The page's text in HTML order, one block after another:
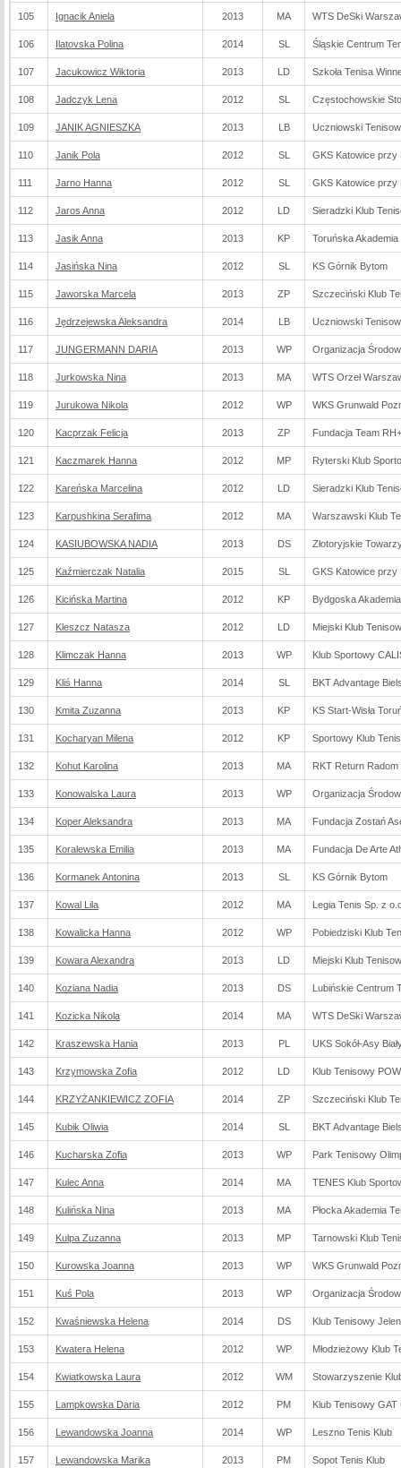
105 Ignacik Aniela 2013 MA WTS DeSki
106 Ilatovska Polina 2014 SL Śląskie Centrum
107 Jacukowicz Wiktoria 2013 LD Szkoła Tenisa
108 Jadczyk Lena 2012 SL Częstochowskie
109 JANIK AGNIESZKA 2013 LB Uczniowski
110 Janik Pola 2012 SL GKS Katowice przy
111 Jarno Hanna 2012 SL GKS Katowice przy
112 Jaros Anna 2012 LD Sieradzki Klub
113 Jasik Anna 2013 KP Toruńska Akademia
114 Jasińska Nina 2012 SL KS Górnik Bytom
115 Jaworska Marcela 2013 ZP Szczeciński Klub
116 Jędrzejewska Aleksandra 2014 LB Uczniowski
117 JUNGERMANN DARIA 2013 WP Organizacja
118 Jurkowska Nina 2013 MA WTS Orzeł
119 Jurukowa Nikola 2012 WP WKS Grunwald
120 Kacprzak Felicja 2013 ZP Fundacja Team RH+
121 Kaczmarek Hanna 2012 MP Ryterski Klub
122 Kareńska Marcelina 2012 LD Sieradzki Klub
123 Karpushkina Serafima 2012 MA Warszawski Klub
124 KASIUBOWSKA NADIA 2013 DS Złotoryjskie
125 Kaźmierczak Natalia 2015 SL GKS Katowice przy
126 Kicińska Martina 2012 KP Bydgoska
127 Kleszcz Natasza 2012 LD Miejski Klub
128 Klimczak Hanna 2013 WP Klub Sportowy
129 Kliś Hanna 2014 SL BKT Advantage
130 Kmita Zuzanna 2013 KP KS Start-Wisła
131 Kocharyan Milena 2012 KP Sportowy Klub
132 Kohut Karolina 2013 MA RKT Return Radom
133 Konowalska Laura 2013 WP Organizacja
134 Koper Aleksandra 2013 MA Fundacja Zostań
135 Koralewska Emilia 2013 MA Fundacja De Arte
136 Kormanek Antonina 2013 SL KS Górnik Bytom
137 Kowal Lila 2012 MA Legia Tenis Sp. z
138 Kowalicka Hanna 2012 WP Pobiedziski Klub
139 Kowara Alexandra 2013 LD Miejski Klub
140 Koziana Nadia 2013 DS Lubińskie Centrum
141 Kozicka Nikola 2014 MA WTS DeSki
142 Kraszewska Hania 2013 PL UKS Sokół-Asy
143 Krzymowska Zofia 2012 LD Klub Tenisowy
144 KRZYŻANKIEWICZ ZOFIA 2014 ZP Szczeciński Klub
145 Kubik Oliwia 2014 SL BKT Advantage
146 Kucharska Zofia 2013 WP Park Tenisowy
147 Kulec Anna 2014 MA TENES Klub
148 Kulińska Nina 2013 MA Płocka Akademia
149 Kulpa Zuzanna 2013 MP Tarnowski Klub
150 Kurowska Joanna 2013 WP WKS Grunwald
151 Kuś Pola 2013 WP Organizacja
152 Kwaśniewska Helena 2014 DS Klub Tenisowy
153 Kwatera Helena 2012 WP Młodzieżowy Klub
154 Kwiatkowska Laura 2012 WM Stowarzyszenie
155 Lampkowska Daria 2012 PM Klub Tenisowy
156 Lewandowska Joanna 2014 WP Leszno Tenis Klub
157 Lewandowska Marika 2013 PM Sopot Tenis Klub